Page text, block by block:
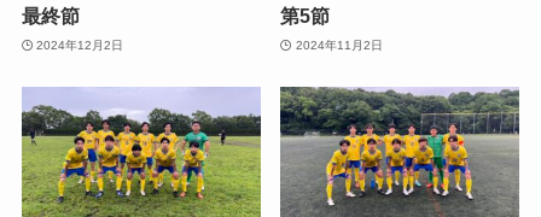
最終節
2024年12月2日
第5節
2024年11月2日